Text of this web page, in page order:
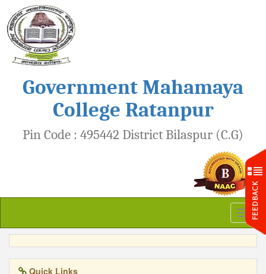
Government Mahamaya
College Ratanpur
Pin Code : 495442 District Bilaspur (C.G)
Quick Links